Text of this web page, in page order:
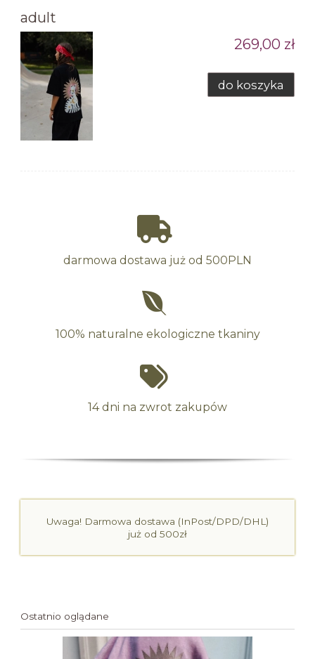
adult
269,00 zł
do koszyka
darmowa dostawa już od 500PLN
100% naturalne ekologiczne tkaniny
14 dni na zwrot zakupów
Uwaga! Darmowa dostawa (InPost/DPD/DHL)
już od 500zł
Ostatnio oglądane